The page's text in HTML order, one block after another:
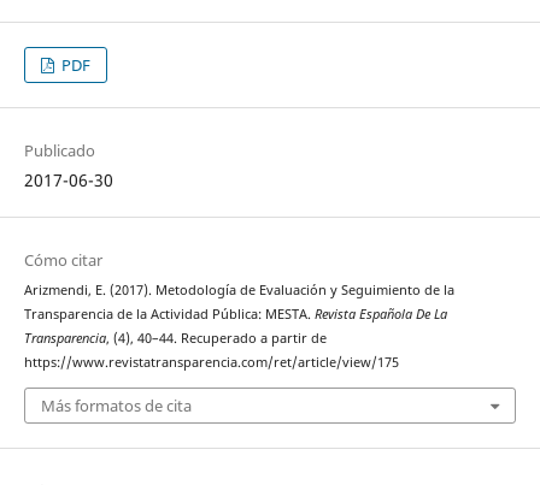
PDF
Publicado
2017-06-30
Cómo citar
Arizmendi, E. (2017). Metodología de Evaluación y Seguimiento de la
Transparencia de la Actividad Pública: MESTA. Revista Española De La
Transparencia, (4), 40–44. Recuperado a partir de
https://www.revistatransparencia.com/ret/article/view/175
Más formatos de cita